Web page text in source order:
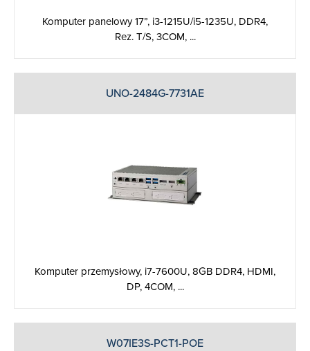
Komputer panelowy 17”, i3-1215U/i5-1235U, DDR4,
Rez. T/S, 3COM, ...
UNO-2484G-7731AE
Komputer przemysłowy, i7-7600U, 8GB DDR4, HDMI,
DP, 4COM, ...
W07IE3S-PCT1-POE